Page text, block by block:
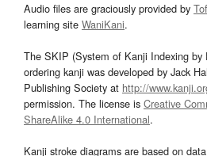
Audio files are graciously provided by
learning site WaniKani.
The SKIP (System of Kanji Indexing by
ordering kanji was developed by Jack
Publishing Society at http://
permission. The license is Creative
ShareAlike 4.0 International.
Kanji stroke diagrams are based on